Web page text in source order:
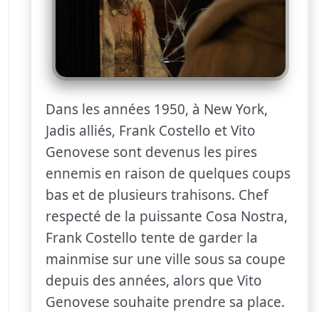
Dans les années 1950, à New York,
Jadis alliés, Frank Costello et Vito
Genovese sont devenus les pires
ennemis en raison de quelques coups
bas et de plusieurs trahisons. Chef
respecté de la puissante Cosa Nostra,
Frank Costello tente de garder la
mainmise sur une ville sous sa coupe
depuis des années, alors que Vito
Genovese souhaite prendre sa place.